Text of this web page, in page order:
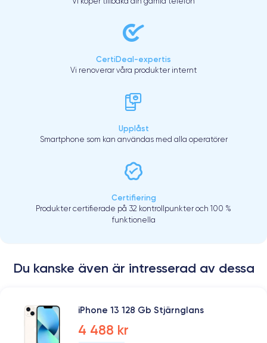
CertiDeal-expertis
Vi renoverar våra produkter internt
Upplåst
Smartphone som kan användas med alla operatörer
Certifiering
Produkter certifierade på 32 kontrollpunkter och 100 %
funktionella
Du kanske även är intresserad av dessa
iPhone 13 128 Gb Stjärnglans
4 488 kr